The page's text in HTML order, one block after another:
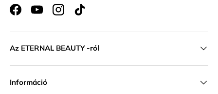
FacebookYouTubeInstagramTikTok
Az ETERNAL BEAUTY -ról
Információ